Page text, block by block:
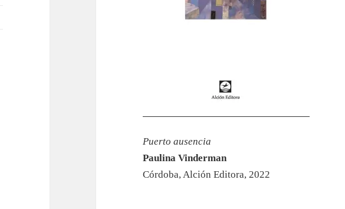
Puerto ausencia
Paulina Vinderman
Córdoba, Alción Editora, 2022